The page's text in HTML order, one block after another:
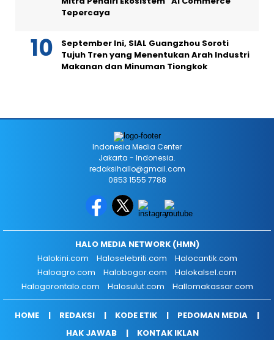
Tepercaya
September Ini, SIAL Guangzhou Soroti
Tujuh Tren yang Menentukan Arah Industri
Makanan dan Minuman Tiongkok
Indonesia Media Center
Jakarta - Indonesia.
redaksihallo@gmail.com
0853 1555 7788
HALO MEDIA NETWORK (HMN)
Halokini.com
Haloselebriti.com
Halocantik.com
Haloagro.com
Halobogor.com
Halokalsel.com
Halogorontalo.com
Halosulut.com Hallomakassar.com
HOME REDAKSI KODE ETIK
PEDOMAN MEDIA
HAK JAWAB
KONTAK IKLAN